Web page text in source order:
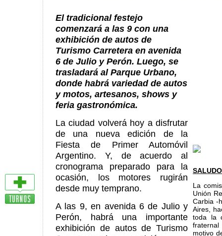
La
Unión
Carbia -
Aires,
toda la
motivo
El tradicional festejo
comenzará a las 9 con una
exhibición de autos de
Turismo Carretera en avenida
6 de Julio y Perón. Luego, se
trasladará al Parque Urbano,
donde habrá variedad de autos
y motos, artesanos, shows y
feria gastronómica.
La ciudad volverá hoy a disfrutar
de una nueva edición de la
Fiesta de Primer Automóvil
Argentino. Y, de acuerdo al
cronograma preparado para la
ocasión, los motores rugirán
desde muy temprano.
A las 9, en avenida 6 de Julio y
Perón, habrá una importante
exhibición de autos de Turismo